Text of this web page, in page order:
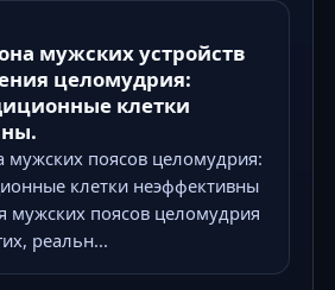
мужских устройств
целомудрия:
клетки
мужских поясов целомудрия:
клетки неэффективны
мужских поясов целомудрия
реальн...